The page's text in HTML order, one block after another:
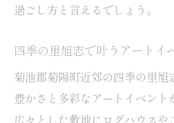
とは
熊本で見つける涼し
び方
キャンプ場アートイ
過ごし方と言えるでしょう。
四季の里旭志で叶うアートイ
菊池郡菊陽町近郊の四季の里
豊かさと多彩なアートイベント